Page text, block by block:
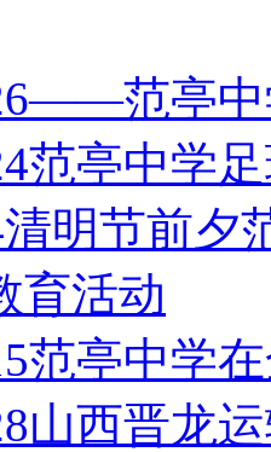
范亭中
范亭中学
清明节前夕
育活动
范亭中学
山西晋龙